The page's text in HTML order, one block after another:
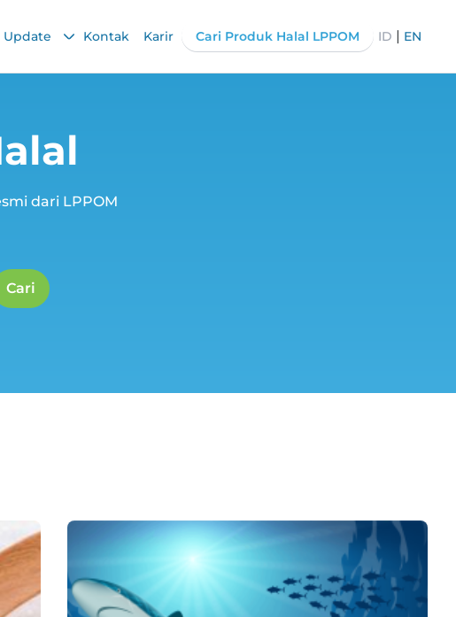
Update Kontak Karir Cari Produk Halal LPPOM ID | EN
dari LPPOM
Cari